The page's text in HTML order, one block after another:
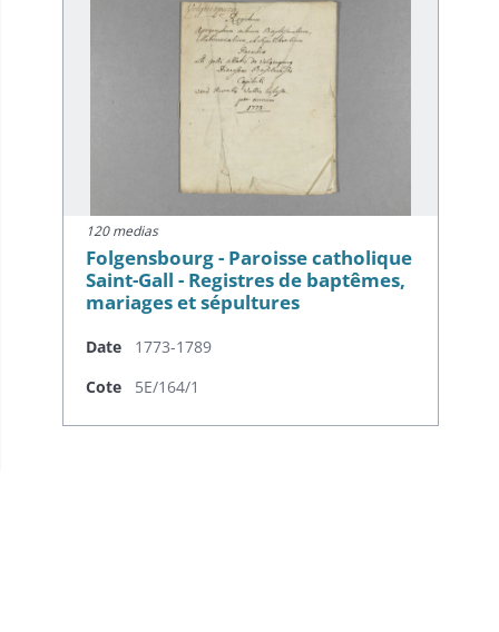
120 medias
Folgensbourg - Paroisse catholique
Saint-Gall - Registres de baptêmes,
mariages et sépultures
Date
1773-1789
Cote
5E/164/1